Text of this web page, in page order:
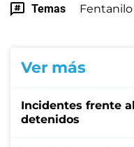
Temas Fentanilo
Ver más
Incidentes frente
detenidos